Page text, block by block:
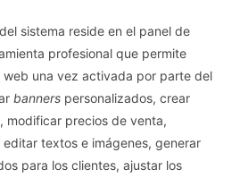
sistema reside en el panel de
profesional que permite
web una vez activada por parte del
banners personalizados, crear
, modificar precios de venta,
textos e imágenes, generar
para los clientes, ajustar los